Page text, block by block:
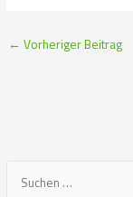
← Vorheriger Beitrag